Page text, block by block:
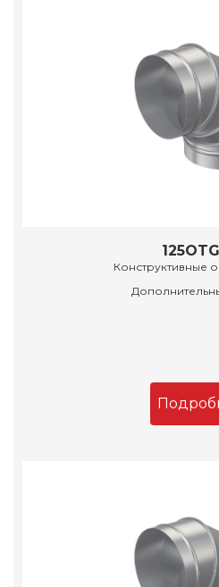
Конструктивные